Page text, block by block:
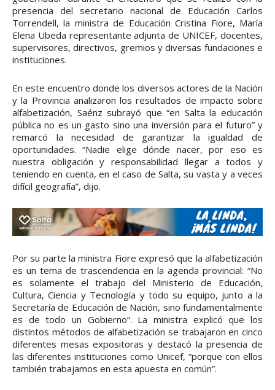
presencia del secretario nacional de Educación Carlos
Torrendell, la ministra de Educación Cristina Fiore, María
Elena Ubeda representante adjunta de UNICEF, docentes,
supervisores, directivos, gremios y diversas fundaciones e
instituciones.
En este encuentro donde los diversos actores de la Nación
y la Provincia analizaron los resultados de impacto sobre
alfabetización, Saénz subrayó que “en Salta la educación
pública no es un gasto sino una inversión para el futuro” y
remarcó la necesidad de garantizar la igualdad de
oportunidades. “Nadie elige dónde nacer, por eso es
nuestra obligación y responsabilidad llegar a todos y
teniendo en cuenta, en el caso de Salta, su vasta y a veces
difícil geografía”, dijo.
Por su parte la ministra Fiore expresó que la alfabetización
es un tema de trascendencia en la agenda provincial: “No
es solamente el trabajo del Ministerio de Educación,
Cultura, Ciencia y Tecnología y todo su equipo, junto a la
Secretaría de Educación de Nación, sino fundamentalmente
es de todo un Gobierno”. La ministra explicó que los
distintos métodos de alfabetización se trabajaron en cinco
diferentes mesas expositoras y destacó la presencia de
las diferentes instituciones como Unicef, “porque con ellos
también trabajamos en esta apuesta en común”.